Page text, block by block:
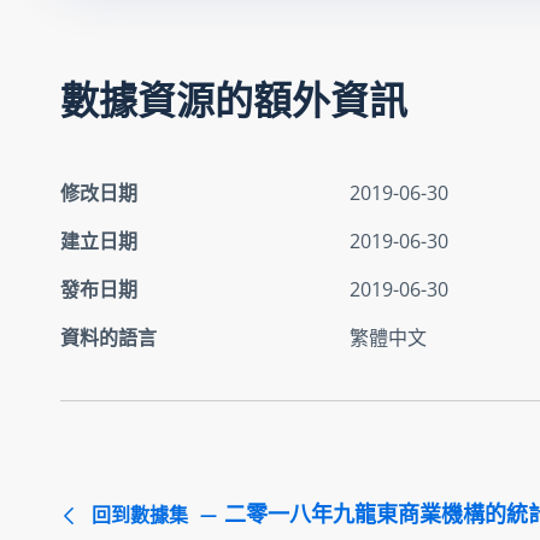
數據資源的額外資訊
修改日期
2019-06-30
建立日期
2019-06-30
發布日期
2019-06-30
資料的語言
繁體中文
回到數據集 二零一八年九龍東商業機構的統